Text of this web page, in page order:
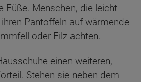
Füße. Menschen, die leicht
Pantoffeln auf wärmende
oder Filz achten.
einen weiteren,
Stehen sie neben dem